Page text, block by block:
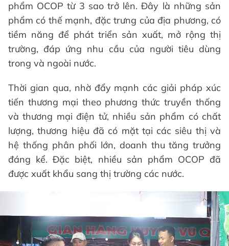
phẩm OCOP từ 3 sao trở lên. Đây là những sản
phẩm có thế mạnh, đặc trưng của địa phương, có
tiềm năng để phát triển sản xuất, mở rộng thị
trường, đáp ứng nhu cầu của người tiêu dùng
trong và ngoài nước.
Thời gian qua, nhờ đẩy mạnh các giải pháp xúc
tiến thương mại theo phương thức truyền thống
và thương mại điện tử, nhiều sản phẩm có chất
lượng, thương hiệu đã có mặt tại các siêu thị và
hệ thống phân phối lớn, doanh thu tăng trưởng
đáng kể. Đặc biệt, nhiều sản phẩm OCOP đã
được xuất khẩu sang thị trường các nước.